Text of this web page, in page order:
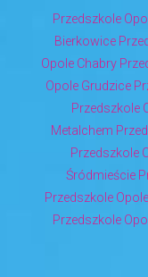
Przedszkole
Bierkowice
Opole Chabry
Opole Grudzice
Przedszkole
Metalchem
Przedszkole
Śródmieście
Przedszkole
Przedszkole